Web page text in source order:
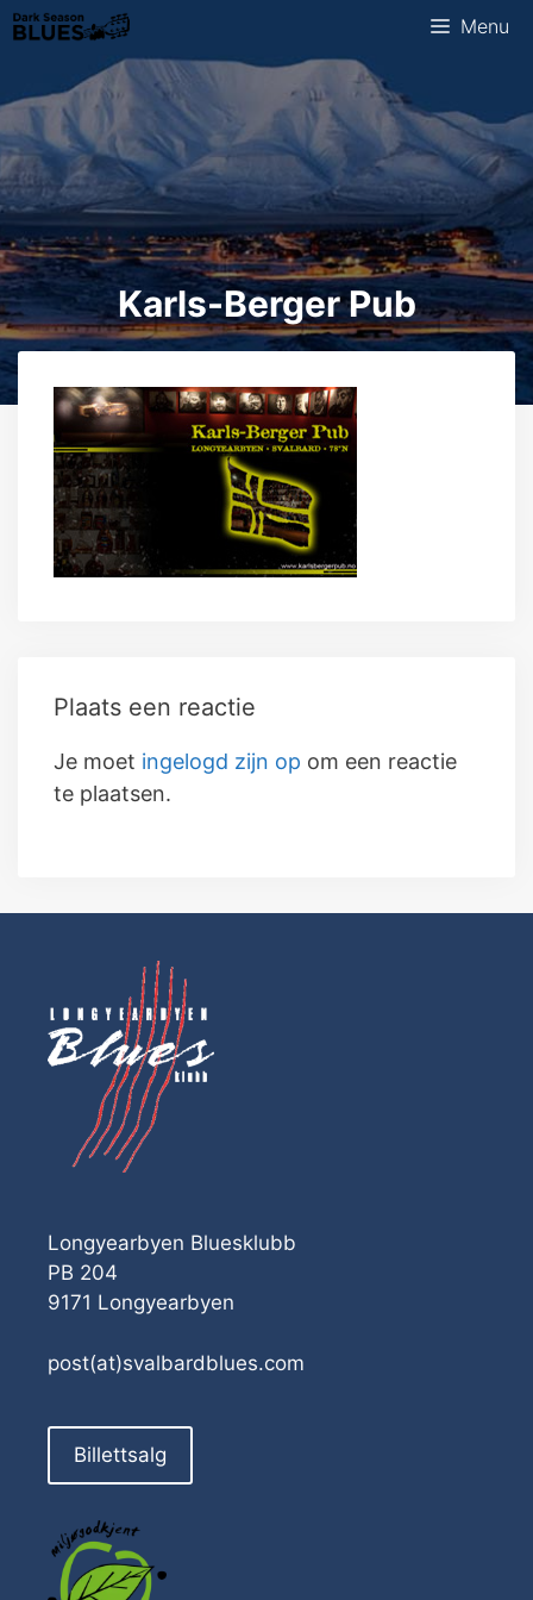
Ga
naar
inhoud
Menu
Karls-Berger Pub
Plaats een reactie
Je moet ingelogd zijn op om een reactie
te plaatsen.
Longyearbyen Bluesklubb
PB 204
9171 Longyearbyen
post(at)svalbardblues.com
Billettsalg